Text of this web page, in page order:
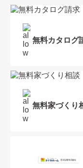
無料カタログ
無料家づくり